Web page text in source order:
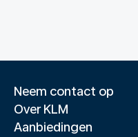
Neem contact op
Over KLM
Aanbiedingen